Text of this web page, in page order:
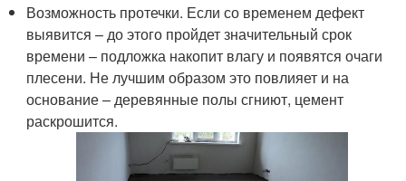
Возможность протечки. Если со временем дефект
выявится – до этого пройдет значительный срок
времени – подложка накопит влагу и появятся очаги
плесени. Не лучшим образом это повлияет и на
основание – деревянные полы сгниют, цемент
раскрошится.